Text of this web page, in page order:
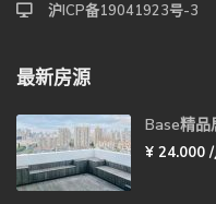
沪ICP备19041923号-3
最新房源
Base精品
¥ 24.000/